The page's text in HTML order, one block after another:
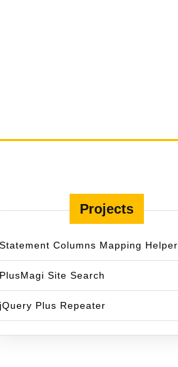
Projects
Statement Columns Mapping Helper
PlusMagi Site Search
jQuery Plus Repeater